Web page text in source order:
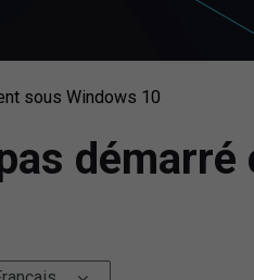
sous Windows 10